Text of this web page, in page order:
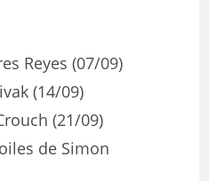
Reyes (07/09)
(14/09)
(21/09)
de Simon